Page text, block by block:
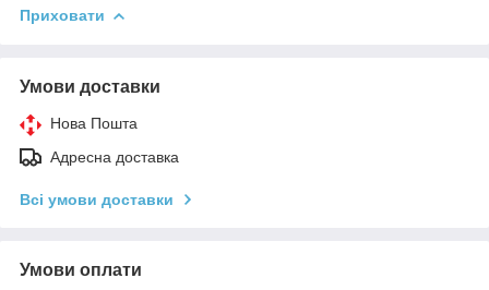
Приховати
Умови доставки
Нова Пошта
Адресна доставка
Всі умови доставки
Умови оплати